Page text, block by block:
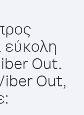
εύκολη
Out.
Out,